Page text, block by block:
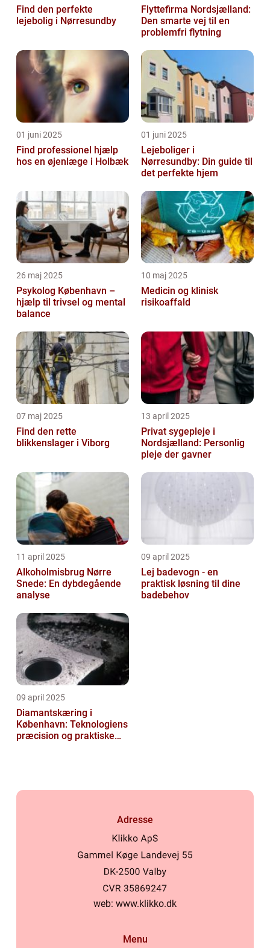
Find den perfekte
lejebolig i Nørresundby
Flyttefirma Nordsjælland:
Den smarte vej til en
problemfri flytning
01 juni 2025
Find professionel hjælp
hos en øjenlæge i Holbæk
01 juni 2025
Lejeboliger i
Nørresundby: Din guide til
det perfekte hjem
26 maj 2025
Psykolog København –
hjælp til trivsel og mental
balance
10 maj 2025
Medicin og klinisk
risikoaffald
07 maj 2025
Find den rette
blikkenslager i Viborg
13 april 2025
Privat sygepleje i
Nordsjælland: Personlig
pleje der gavner
11 april 2025
Alkoholmisbrug Nørre
Snede: En dybdegående
analyse
09 april 2025
Lej badevogn - en
praktisk løsning til dine
badebehov
09 april 2025
Diamantskæring i
København: Teknologiens
præcision og praktiske
Adresse
web: www.klikko.dk
Menu